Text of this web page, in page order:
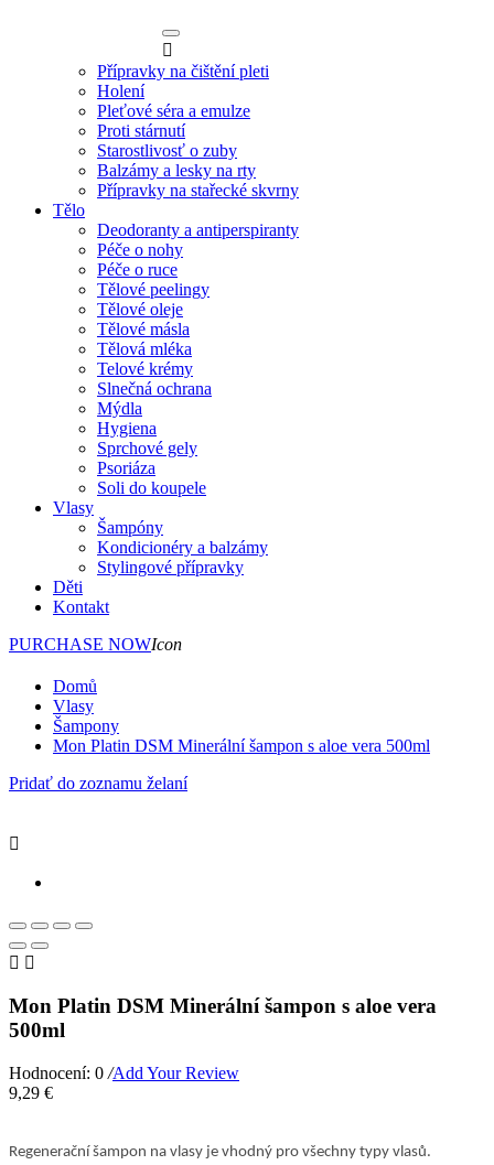

Přípravky na čištění pleti
Holení
Pleťové séra a emulze
Proti stárnutí
Starostlivosť o zuby
Balzámy a lesky na rty
Přípravky na stařecké skvrny
Tělo
Deodoranty a antiperspiranty
Péče o nohy
Péče o ruce
Tělové peelingy
Tělové oleje
Tělové másla
Tělová mléka
Telové krémy
Slnečná ochrana
Mýdla
Hygiena
Sprchové gely
Psoriáza
Soli do koupele
Vlasy
Šampóny
Kondicionéry a balzámy
Stylingové přípravky
Děti
Kontakt
PURCHASE NOWIcon
Domů
Vlasy
Šampony
Mon Platin DSM Minerální šampon s aloe vera 500ml
Pridať do zoznamu želaní

 
Mon Platin DSM Minerální šampon s aloe vera
500ml
Hodnocení: 0 /Add Your Review
9,29 €
Regenerační šampon na vlasy je vhodný pro všechny typy vlasů.